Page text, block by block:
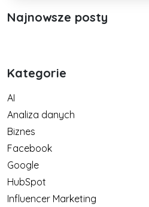
Najnowsze posty
Kategorie
AI
Analiza danych
Biznes
Facebook
Google
HubSpot
Influencer Marketing